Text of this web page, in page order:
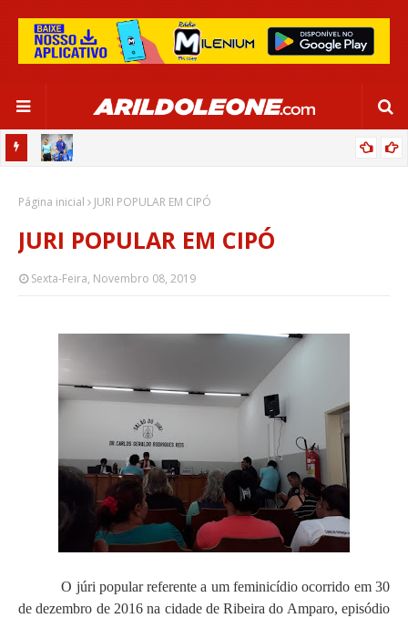
SALVADOR
Página inicial JURI POPULAR EM CIPÓ
JURI POPULAR EM CIPÓ
Sexta-Feira, Novembro 08, 2019
O júri popular referente a um feminicídio ocorrido em 30
de dezembro de 2016 na cidade de Ribeira do Amparo, episódio